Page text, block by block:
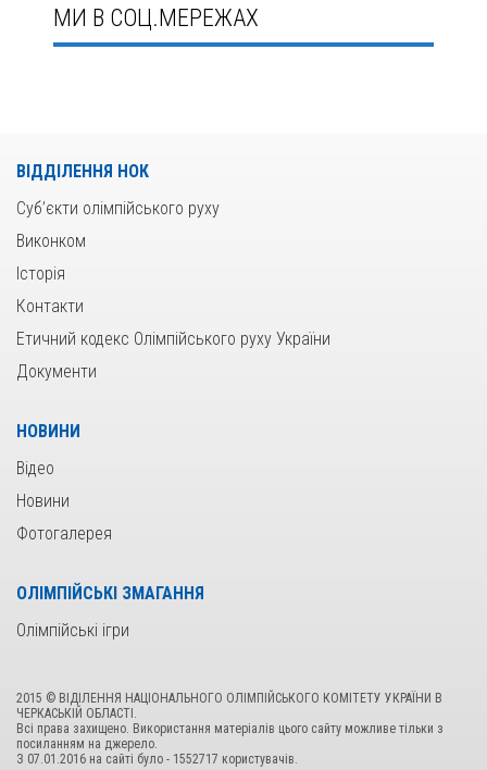
МИ В СОЦ.МЕРЕЖАХ
ВІДДІЛЕННЯ НОК
Суб’єкти олімпійського руху
Виконком
Історія
Контакти
Етичний кодекс Олімпійського руху України
Документи
НОВИНИ
Відео
Новини
Фотогалерея
ОЛІМПІЙСЬКІ ЗМАГАННЯ
Олімпійські ігри
2015 © ВІДІЛЕННЯ НАЦІОНАЛЬНОГО ОЛІМПІЙСЬКОГО КОМІТЕТУ УКРАЇНИ В
ЧЕРКАСЬКІЙ ОБЛАСТІ.
Всі права захищено. Використання матеріалів цього сайту можливе тільки з
посиланням на джерело.
З 07.01.2016 на сайтi було - 1552717 користувачiв.